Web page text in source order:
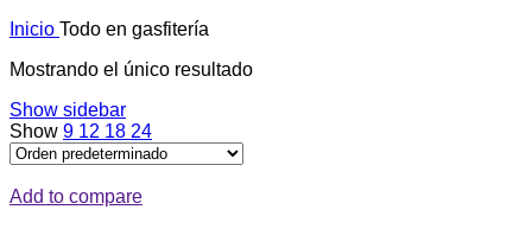
Inicio Todo en gasfitería
Mostrando el único resultado
Show sidebar
Show 9 12 18 24
Add to compare